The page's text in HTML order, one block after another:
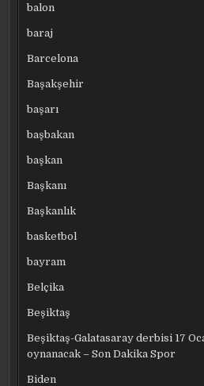
balon
baraj
Barcelona
Başakşehir
başarı
başbakan
başkan
Başkanı
Başkanlık
basketbol
bayram
Belçika
Beşiktaş
Beşiktaş-Galatasaray derbisi 17
oynanacak – Son Dakika Spor
Biden